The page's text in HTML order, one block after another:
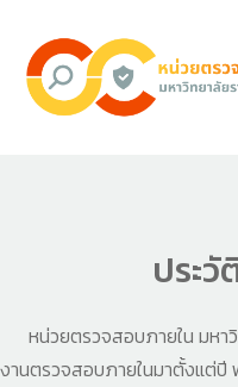
ประ
หน่วยตรวจสอบภายใน มหาวิ
งานตรวจสอบภายในมาตั้งแต่